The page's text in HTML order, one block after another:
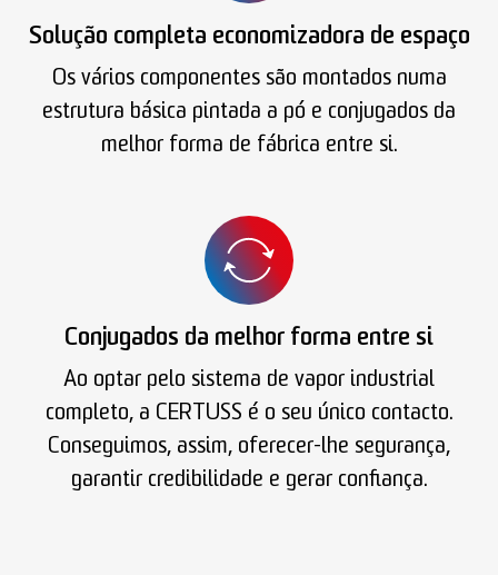
Solução completa economizadora de espaço
Os vários componentes são montados numa
estrutura básica pintada a pó e conjugados da
melhor forma de fábrica entre si.
Conjugados da melhor forma entre si
Ao optar pelo sistema de vapor industrial
completo, a CERTUSS é o seu único contacto.
Conseguimos, assim, oferecer-lhe segurança,
garantir credibilidade e gerar confiança.